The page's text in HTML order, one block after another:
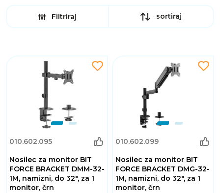
Filtriraj sortiraj
010.602.095
Nosilec za monitor BIT
FORCE BRACKET DMM-32-
1M, namizni, do 32", za 1
monitor, črn
010.602.099
Nosilec za monitor BIT
FORCE BRACKET DMG-32-
1M, namizni, do 32", za 1
monitor, črn